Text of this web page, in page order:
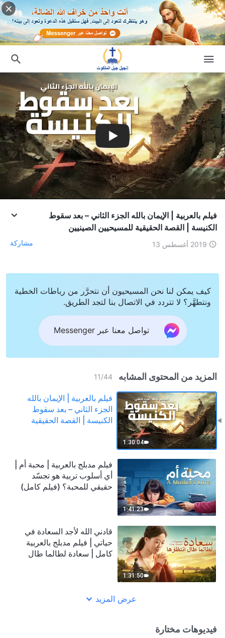
فيلم بالعربية | الإيمان بالله الجزء الثاني – بعد سقوط
الكنيسة | القصة الحقيقية للمسيحيين الصينيين
2019 أغسطس 13 مشاركة
كيف يمكن لنا نحن المسيحيون أن نتحرَّر من رباطات الخطية
ونتطهَّر؟ لا تتردد في الاتصال بنا لتجد الطريق.
تواصل معنا عبر Messenger
المزيد من المحتوى المشابه 11/44
1:30:04
فيلم بالعربية | الإيمان بالله
الجزء الثاني – بعد سقوط
الكنيسة | القصة الحقيقية
1:41:23
فيلم مدبلج بالعربية | محبة أم |
أي أسلوب تربية هو تجسّد
حقيقي للمحبة؟ (فيلم كامل)
1:31:50
قادني الله لأجد السعادة في
حياتي | فيلم مدبلج بالعربية
كامل | سعادة لطالما طال
عرض المزيد
فيديوهات مختارة